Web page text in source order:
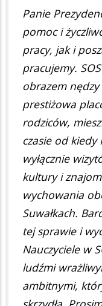
Panie
pomoc i
pracy, jak i
pracujemy.
obrazem
prestiżowa
rodziców,
czasie od
wyłącznie
kultury i
wychowania
Suwałkach.
tej sprawie i
Nauczyciele w
ludźmi
ambitnymi,